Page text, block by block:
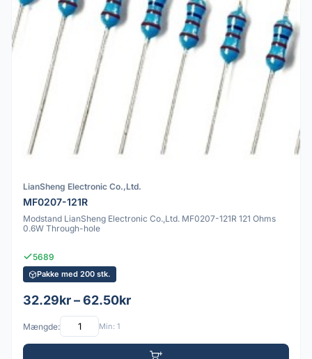
LianSheng Electronic Co.,Ltd.
MF0207-121R
Modstand LianSheng Electronic Co.,Ltd. MF0207-121R 121 Ohms
0.6W Through-hole
5689
Pakke med 200 stk.
32.29kr – 62.50kr
Mængde: Min: 1